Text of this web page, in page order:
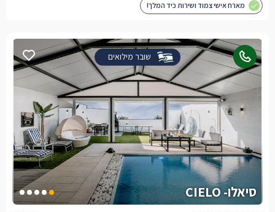
מארח אישי צמוד ושירות כיד המלך!
שובר מילואים
סיאלו- CIELO